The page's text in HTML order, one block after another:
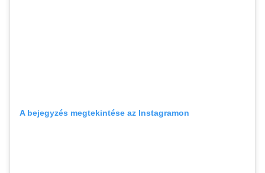
A bejegyzés megtekintése az Instagramon